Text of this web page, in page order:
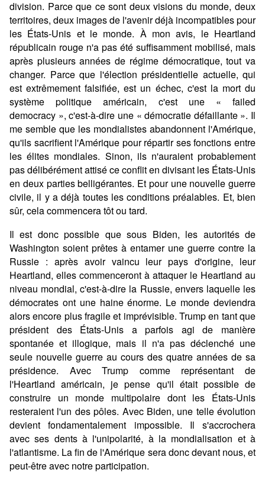
division. Parce que ce sont deux visions du monde, deux
territoires, deux images de l'avenir déjà incompatibles pour
les États-Unis et le monde. À mon avis, le Heartland
républicain rouge n'a pas été suffisamment mobilisé, mais
après plusieurs années de régime démocratique, tout va
changer. Parce que l'élection présidentielle actuelle, qui
est extrêmement falsifiée, est un échec, c'est la mort du
système politique américain, c'est une « failed
democracy », c'est-à-dire une « démocratie défaillante ». Il
me semble que les mondialistes abandonnent l'Amérique,
qu'ils sacrifient l'Amérique pour répartir ses fonctions entre
les élites mondiales. Sinon, ils n'auraient probablement
pas délibérément attisé ce conflit en divisant les États-Unis
en deux parties belligérantes. Et pour une nouvelle guerre
civile, il y a déjà toutes les conditions préalables. Et, bien
sûr, cela commencera tôt ou tard.
Il est donc possible que sous Biden, les autorités de
Washington soient prêtes à entamer une guerre contre la
Russie : après avoir vaincu leur pays d'origine, leur
Heartland, elles commenceront à attaquer le Heartland au
niveau mondial, c'est-à-dire la Russie, envers laquelle les
démocrates ont une haine énorme. Le monde deviendra
alors encore plus fragile et imprévisible. Trump en tant que
président des États-Unis a parfois agi de manière
spontanée et illogique, mais il n'a pas déclenché une
seule nouvelle guerre au cours des quatre années de sa
présidence. Avec Trump comme représentant de
l'Heartland américain, je pense qu'il était possible de
construire un monde multipolaire dont les États-Unis
resteraient l'un des pôles. Avec Biden, une telle évolution
devient fondamentalement impossible. Il s'accrochera
avec ses dents à l'unipolarité, à la mondialisation et à
l'atlantisme. La fin de l'Amérique sera donc devant nous, et
peut-être avec notre participation.